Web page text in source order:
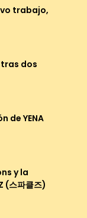
trabajo,
tras dos
de YENA
y la
(스파클즈)